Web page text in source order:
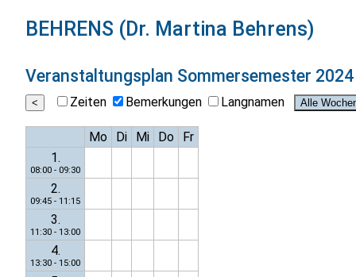
BEHRENS (Dr. Martina Behrens)
Veranstaltungsplan Sommersemester 2024
Zeiten Bemerkungen Langnamen
Mo Di Mi Do
Fr
1.
08:00 - 09:30
2.
09:45 - 11:15
3.
11:30 - 13:00
4.
13:30 - 15:00